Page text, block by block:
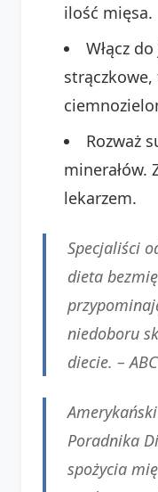
ilość mięsa.
Włącz
Rozważ
minerałów.
lekarzem.
Specjaliści
dieta
niedoboru
diecie. –
Poradnika
spożycia